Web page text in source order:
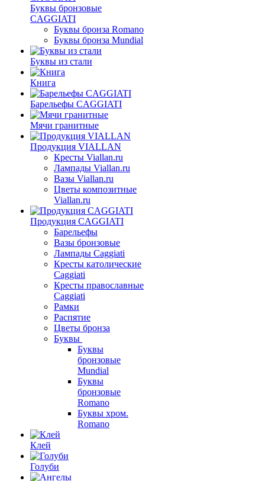
Буквы бронзовые
CAGGIATI
Буквы бронза Romano
Буквы бронза Mundial
Буквы из стали
Книга
Барельефы CAGGIATI
Мячи гранитные
Продукция VIALLAN
Кресты Viallan.ru
Лампады Viallan.ru
Вазы Viallan.ru
Цветы композитные
Viallan.ru
Продукция CAGGIATI
Барельефы
Вазы бронзовые
Лампады Caggiati
Кресты католические
Caggiati
Кресты православные
Caggiati
Рамки
Распятие
Цветы бронза
Буквы
Буквы
бронзовые
Mundial
Буквы
бронзовые
Romano
Буквы хром.
Romano
Клей
Голуби